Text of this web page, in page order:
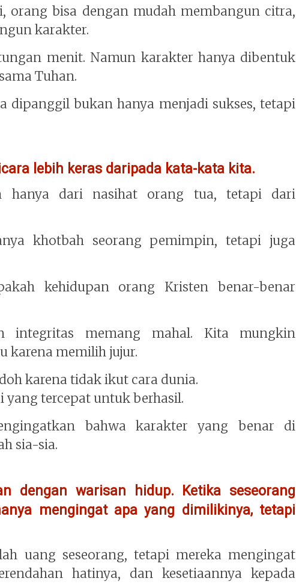
orang bisa dengan mudah membangun citra,
karakter.
menit. Namun karakter hanya dibentuk
Tuhan.
dipanggil bukan hanya menjadi sukses, tetapi
lebih keras daripada kata-kata kita.
hanya dari nasihat orang tua, tetapi dari
khotbah seorang pemimpin, tetapi juga
kehidupan orang Kristen benar-benar
integritas memang mahal. Kita mungkin
karena memilih jujur.
karena tidak ikut cara dunia.
tercepat untuk berhasil.
bahwa karakter yang benar di
sia-sia.
dengan warisan hidup. Ketika seseorang
mengingat apa yang dimilikinya, tetapi
uang seseorang, tetapi mereka mengingat
hatinya, dan kesetiaannya kepada